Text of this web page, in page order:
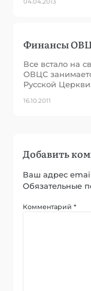
04.04.2013
Финансы
Все встало на
ОВЦС
Русской
16.10.2011
Добавить
Ваш адрес
Обязательные
Комментарий*